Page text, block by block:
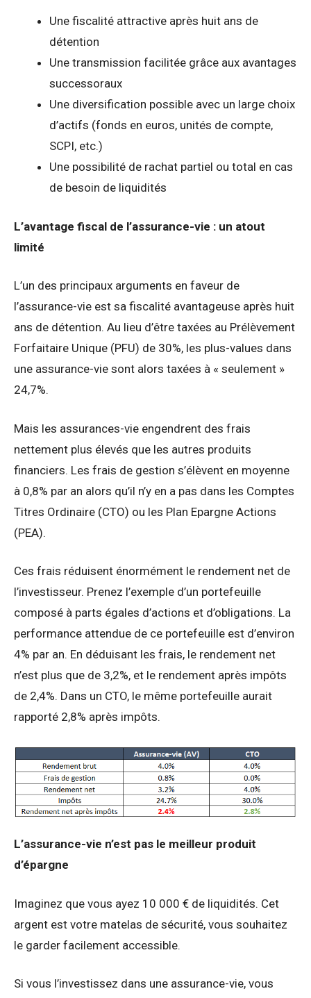
Une fiscalité attractive après huit ans de
détention
Une transmission facilitée grâce aux avantages
successoraux
Une diversification possible avec un large choix
d’actifs (fonds en euros, unités de compte,
SCPI, etc.)
Une possibilité de rachat partiel ou total en cas
de besoin de liquidités
L’avantage fiscal de l’assurance-vie : un atout
limité
L’un des principaux arguments en faveur de
l’assurance-vie est sa fiscalité avantageuse après huit
ans de détention. Au lieu d’être taxées au Prélèvement
Forfaitaire Unique (PFU) de 30%, les plus-values dans
une assurance-vie sont alors taxées à « seulement »
24,7%.
Mais les assurances-vie engendrent des frais
nettement plus élevés que les autres produits
financiers. Les frais de gestion s’élèvent en moyenne
à 0,8% par an alors qu’il n’y en a pas dans les Comptes
Titres Ordinaire (CTO) ou les Plan Epargne Actions
(PEA).
Ces frais réduisent énormément le rendement net de
l’investisseur. Prenez l’exemple d’un portefeuille
composé à parts égales d’actions et d’obligations. La
performance attendue de ce portefeuille est d’environ
4% par an. En déduisant les frais, le rendement net
n’est plus que de 3,2%, et le rendement après impôts
de 2,4%. Dans un CTO, le même portefeuille aurait
rapporté 2,8% après impôts.
L’assurance-vie n’est pas le meilleur produit
d’épargne
Imaginez que vous ayez 10 000 € de liquidités. Cet
argent est votre matelas de sécurité, vous souhaitez
le garder facilement accessible.
Si vous l’investissez dans une assurance-vie, vous